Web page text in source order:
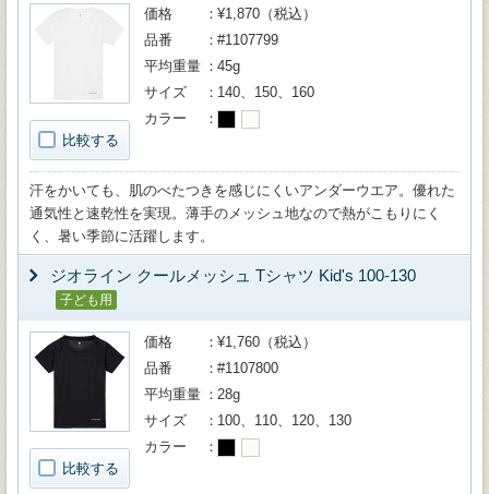
比較する
価格
¥1,870（税込）
品番
#1107799
平均重量
45g
サイズ
140、150、160
カラー
汗をかいても、肌のべたつきを感じにくいアンダーウエア。優れた
通気性と速乾性を実現。薄手のメッシュ地なので熱がこもりにく
く、暑い季節に活躍します。
ジオライン クールメッシュ Tシャツ Kid's 100-130
子ども用
比較する
価格
¥1,760（税込）
品番
#1107800
平均重量
28g
サイズ
100、110、120、130
カラー